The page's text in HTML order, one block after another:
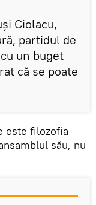
Ciolacu,
partidul de
un buget
că se poate
este filozofia
său, nu